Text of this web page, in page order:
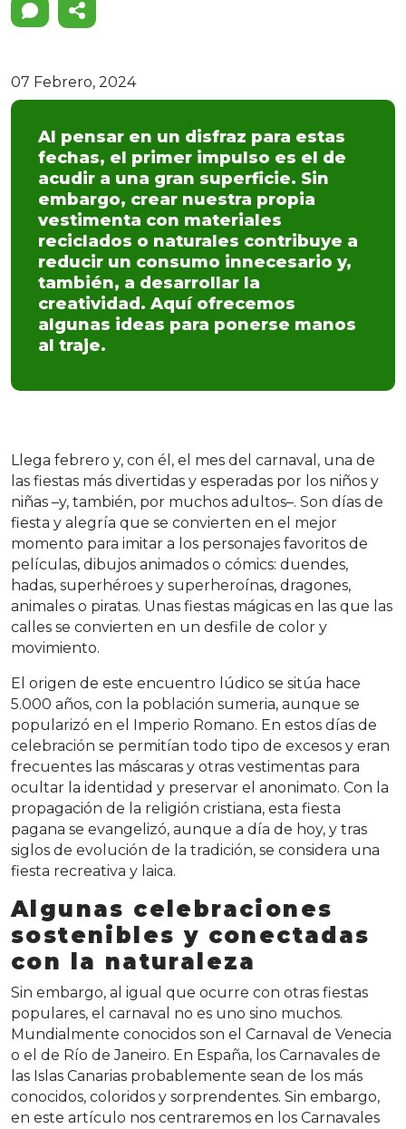
07 Febrero, 2024
Al pensar en un disfraz para estas
fechas, el primer impulso es el de
acudir a una gran superficie. Sin
embargo, crear nuestra propia
vestimenta con materiales
reciclados o naturales contribuye a
reducir un consumo innecesario y,
también, a desarrollar la
creatividad. Aquí ofrecemos
algunas ideas para ponerse manos
al traje.
Llega febrero y, con él, el mes del carnaval, una de
las fiestas más divertidas y esperadas por los niños y
niñas –y, también, por muchos adultos–. Son días de
fiesta y alegría que se convierten en el mejor
momento para imitar a los personajes favoritos de
películas, dibujos animados o cómics: duendes,
hadas, superhéroes y superheroínas, dragones,
animales o piratas. Unas fiestas mágicas en las que las
calles se convierten en un desfile de color y
movimiento.
El origen de este encuentro lúdico se sitúa hace
5.000 años, con la población sumeria, aunque se
popularizó en el Imperio Romano. En estos días de
celebración se permitían todo tipo de excesos y eran
frecuentes las máscaras y otras vestimentas para
ocultar la identidad y preservar el anonimato. Con la
propagación de la religión cristiana, esta fiesta
pagana se evangelizó, aunque a día de hoy, y tras
siglos de evolución de la tradición, se considera una
fiesta recreativa y laica.
Algunas celebraciones
sostenibles y conectadas
con l a naturaleza
Sin embargo, al igual que ocurre con otras fiestas
populares, el carnaval no es uno sino muchos.
Mundialmente conocidos son el Carnaval de Venecia
o el de Río de Janeiro. En España, los Carnavales de
las Islas Canarias probablemente sean de los más
conocidos, coloridos y sorprendentes. Sin embargo,
en este artículo nos centraremos en los Carnavales